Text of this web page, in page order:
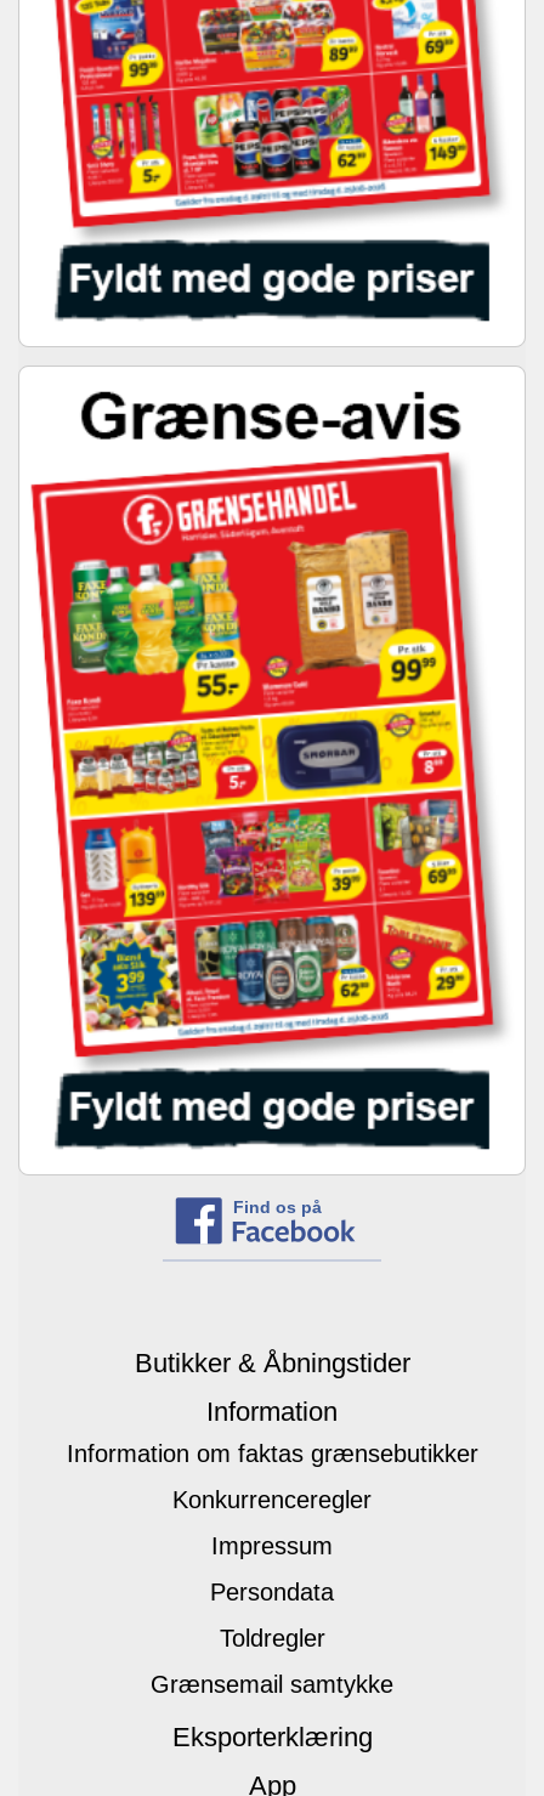
Find os på
Butikker & Åbningstider
Information
Information om faktas grænsebutikker
Konkurrenceregler
Impressum
Persondata
Toldregler
Grænsemail samtykke
Eksporterklæring
App